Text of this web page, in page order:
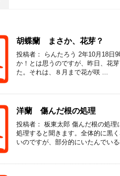
胡蝶蘭 まさか、花芽？
投稿者： らんたろう 2年10月18日
か！とは思うのですが、昨日、花
た。それは、８月まで花が咲 ...
洋蘭 傷んだ根の処理
投稿者： 板東太郎 傷んだ根の処
処理すると聞きます。全体的に黒
いのですが、部分的にいたんでい